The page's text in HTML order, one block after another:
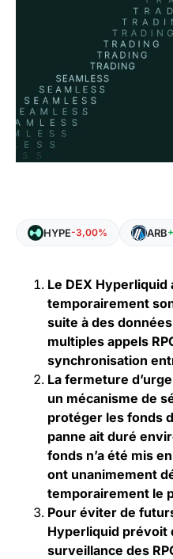
HYPE-3,00% ARB
Le DEX
temporairement
suite à des
multiples appels
synchronisation
La fermeture
un mécanisme de
protéger les fonds
panne ait duré
fonds n’a été mis
ont unanimement
temporairement le
Pour éviter de
Hyperliquid prévoit
surveillance des